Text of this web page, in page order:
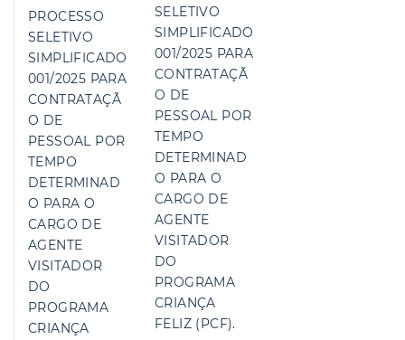
PROCESSO
SELETIVO
SIMPLIFICADO
001/2025 PARA
CONTRATAÇÃ
O DE
PESSOAL POR
TEMPO
DETERMINAD
O PARA O
CARGO DE
AGENTE
VISITADOR
DO
PROGRAMA
CRIANÇA
SELETIVO
SIMPLIFICADO
001/2025 PARA
CONTRATAÇÃ
O DE
PESSOAL POR
TEMPO
DETERMINAD
O PARA O
CARGO DE
AGENTE
VISITADOR
DO
PROGRAMA
CRIANÇA
FELIZ (PCF).